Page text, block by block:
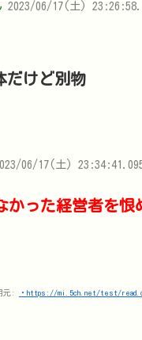
2023/06/17(土)
だけど別物
06/17(土)
かった経営者を恨
元: ・https://mi.5ch.net/test/